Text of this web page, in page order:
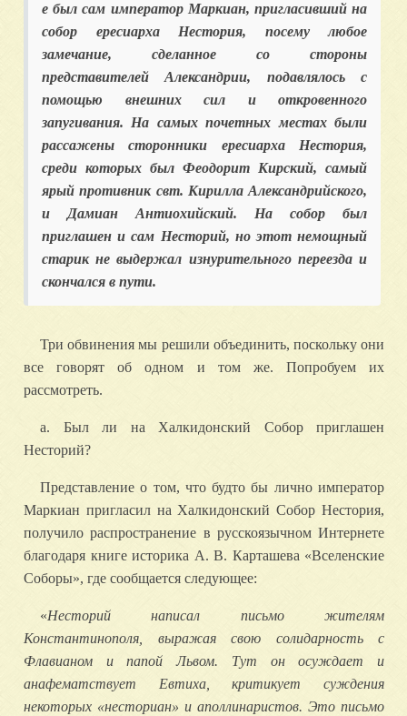
е был сам император Маркиан, пригласивший на
собор ересиарха Нестория, посему любое
замечание, сделанное со стороны
представителей Александрии, подавлялось с
помощью внешних сил и откровенного
запугивания. На самых почетных местах были
рассажены сторонники ересиарха Нестория,
среди которых был Феодорит Кирский, самый
ярый противник свт. Кирилла Александрийского,
и Дамиан Антиохийский. На собор был
приглашен и сам Несторий, но этот немощный
старик не выдержал изнурительного переезда и
скончался в пути.
Три обвинения мы решили объединить, поскольку они
все говорят об одном и том же. Попробуем их
рассмотреть.
a. Был ли на Халкидонский Собор приглашен
Несторий?
Представление о том, что будто бы лично император
Маркиан пригласил на Халкидонский Собор Нестория,
получило распространение в русскоязычном Интернете
благодаря книге историка А. В. Карташева «Вселенские
Соборы», где сообщается следующее:
«Несторий написал письмо жителям
Константинополя, выражая свою солидарность с
Флавианом и папой Львом. Тут он осуждает и
анафематствует Евтиха, критикует суждения
некоторых «несториан» и аполлинаристов. Это письмо